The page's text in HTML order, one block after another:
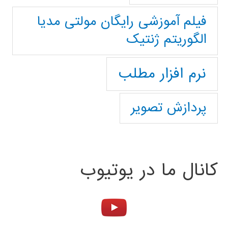
فیلم آموزشی رایگان مولتی مدیا
الگوریتم ژنتیک
نرم افزار مطلب
پردازش تصویر
کانال ما در یوتیوب